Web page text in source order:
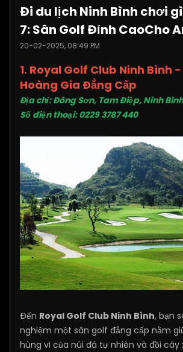
Posts: 5577
Đi du lịch Ninh Bình chơi gì
7: Sân Golf Đỉnh CaoCho
20-02-2025, 08:49 PM
1. Royal Golf Club Ninh Bình
Hoàng Gia Đẳng Cấp
Địa chỉ: Đông Sơn, Tam Điệp, Ninh
Số điện thoại: 0229 3787 440
Đến Royal Golf Club Ninh Bình, bạn
nghiệm một sân golf đẳng cấp nằm
hùng vĩ của núi đá tự nhiên và đồi cây